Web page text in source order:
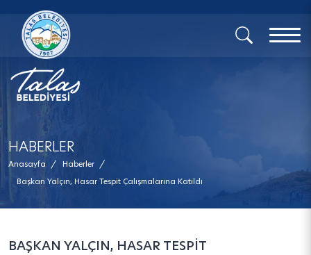
x
HABERLER
Anasayfa / Haberler /
Başkan Yalçın, Hasar Tespit Çalışmalarına Katıldı
BAŞKAN YALÇIN, HASAR TESPİT